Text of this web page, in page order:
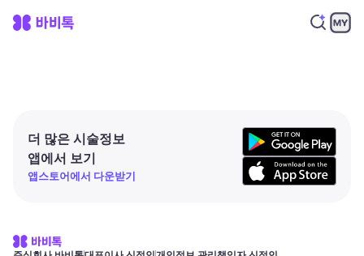
더 많은 시술정보
앱에서 보기
앱스토어에서 다운받기